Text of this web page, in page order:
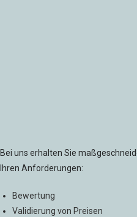
Bei uns erhalten Sie
Ihren Anforderungen:
Bewertung
Validierung von Preisen